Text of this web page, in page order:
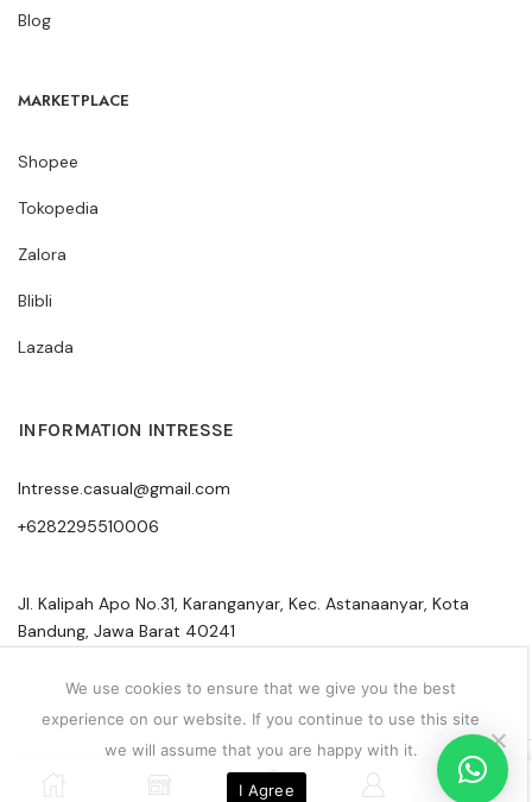
0
Blog
MARKETPLACE
Shopee
Tokopedia
Zalora
Blibli
Lazada
INFORMATION INTRESSE
Intresse.casual@gmail.com
+6282295510006
Jl. Kalipah Apo No.31, Karanganyar, Kec. Astanaanyar, Kota
Bandung, Jawa Barat 40241
Terms & Conditions
We use cookies to ensure that we give you the best
experience on our website. If you continue to use this site
we will assume that you are happy with it.
I Agree